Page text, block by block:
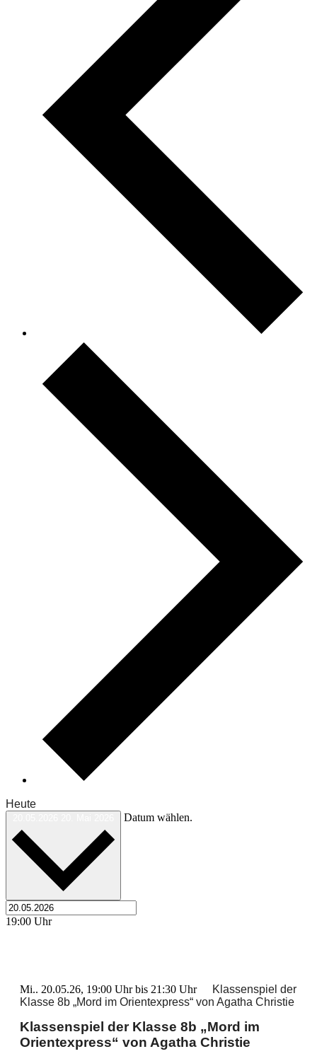
Heute
Datum wählen.
19:00 Uhr
Mi.. 20.05.26, 19:00 Uhrbis 21:30 Uhr
Klassenspiel der
Klasse 8b „Mord im Orientexpress“ von Agatha Christie
Klassenspiel der Klasse 8b „Mord im
Orientexpress“ von Agatha Christie